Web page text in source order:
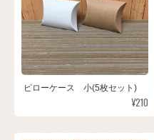
ピローケース 小(5枚セット)
¥210